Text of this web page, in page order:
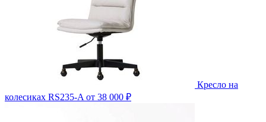
Кресло на
колесиках RS235-A от 38 000 ₽